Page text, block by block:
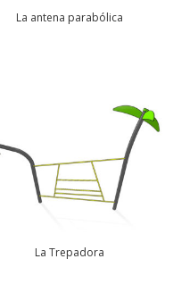
La antena parabólica
La Trepadora